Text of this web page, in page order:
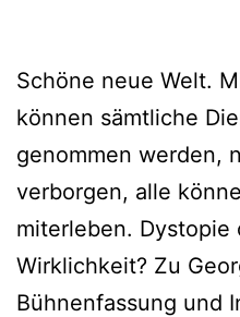
Schöne neue Welt.
können sämtliche
genommen werden,
verborgen, alle
miterleben. Dystopie
Wirklichkeit? Zu
Bühnenfassung und